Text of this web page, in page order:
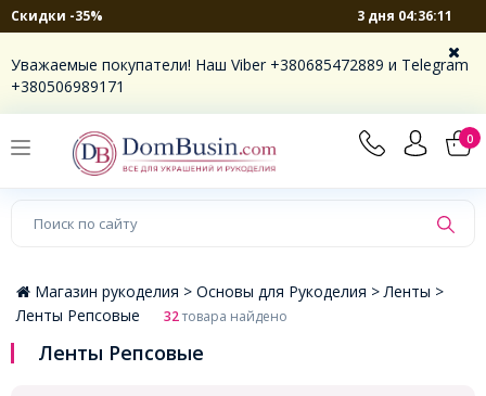
Скидки -35% 3 дня 04:36:10
Уважаемые покупатели! Наш Viber +380685472889 и Telegram
+380506989171
0
×
Магазин рукоделия > Основы для Рукоделия >Ленты >
Ленты Репсовые
32товара найдено
Ленты Репсовые